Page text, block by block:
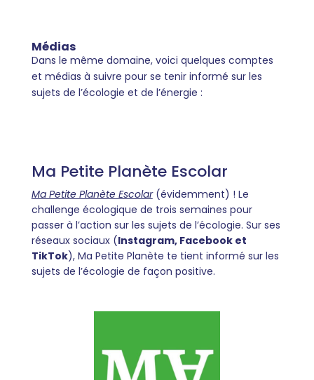
Médias
Dans le même domaine, voici quelques comptes
et médias à suivre pour se tenir informé sur les
sujets de l’écologie et de l’énergie :
Ma Petite Planète Escolar
Ma Petite Planète Escolar(évidemment) ! Le
challenge écologique de trois semaines pour
passer à l’action sur les sujets de l’écologie. Sur ses
réseaux sociaux (Instagram, Facebook et
TikTok), Ma Petite Planète te tient informé sur les
sujets de l’écologie de façon positive.